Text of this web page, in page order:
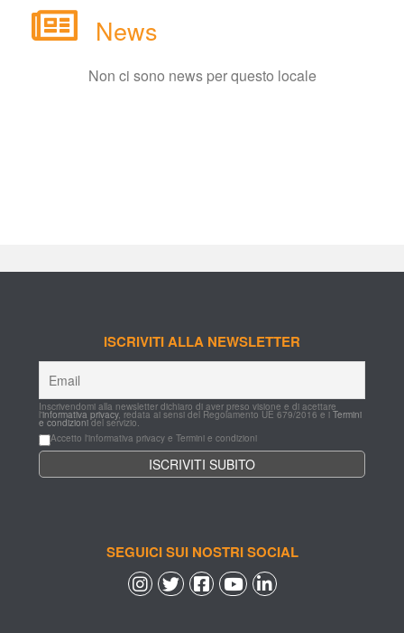
New
Non ci sono news per questo locale
ISCRIVITI ALLA NEWSLETTER
Inscrivendomi alla newsletter dichiaro di aver preso visione e di acettare
l'informativa privacy, redata ai sensi del Regolamento UE 679/2016 e i Termini
e condizioni del servizio.
Accetto l'informativa privacy e Termini e condizioni
SEGUICI SUI NOSTRI SOCIAL